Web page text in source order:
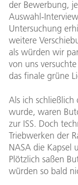
der Bewerbung,
Auswahl-
Untersuchung
weitere
als würden wir
von uns
das finale grüne
Als ich
wurde, waren
zur ISS. Doch
Triebwerken der
NASA die Kapsel
Plötzlich saßen
würden so bald